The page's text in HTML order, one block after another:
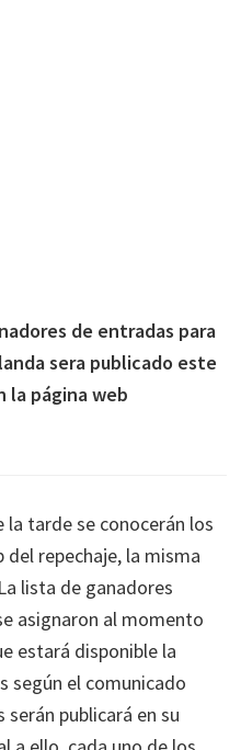
de entradas para
sera publicado este
la página web
la tarde se conocerán los
repechaje, la misma
lista de ganadores
asignaron al momento
estará disponible la
según el comunicado
serán publicará en su